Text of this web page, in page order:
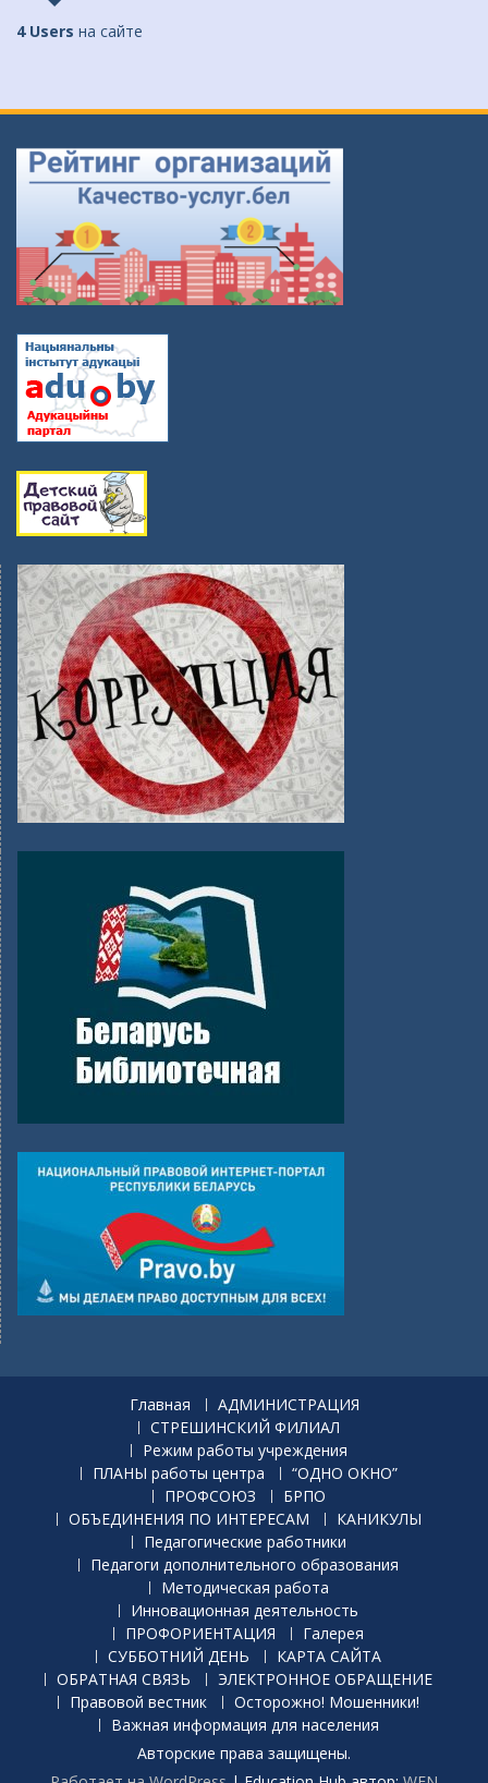
4 Users на сайте
Главная
АДМИНИСТРАЦИЯ
СТРЕШИНСКИЙ ФИЛИАЛ
Режим работы учреждения
ПЛАНЫ работы центра
“ОДНО ОКНО”
ПРОФСОЮЗ
БРПО
ОБЪЕДИНЕНИЯ ПО ИНТЕРЕСАМ
КАНИКУЛЫ
Педагогические работники
Педагоги дополнительного образования
Методическая работа
Инновационная деятельность
ПРОФОРИЕНТАЦИЯ
Галерея
СУББОТНИЙ ДЕНЬ
КАРТА САЙТА
ОБРАТНАЯ СВЯЗЬ
ЭЛЕКТРОННОЕ ОБРАЩЕНИЕ
Правовой вестник
Осторожно! Мошенники!
Важная информация для населения
Авторские права защищены.